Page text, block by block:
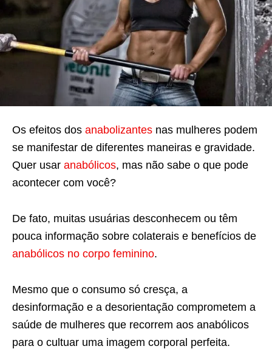
Os efeitos dos anabolizantes nas mulheres podem
se manifestar de diferentes maneiras e gravidade.
Quer usar anabólicos, mas não sabe o que pode
acontecer com você?
De fato, muitas usuárias desconhecem ou têm
pouca informação sobre colaterais e benefícios de
anabólicos no corpo feminino.
Mesmo que o consumo só cresça, a
desinformação e a desorientação comprometem a
saúde de mulheres que recorrem aos anabólicos
para o cultuar uma imagem corporal perfeita.